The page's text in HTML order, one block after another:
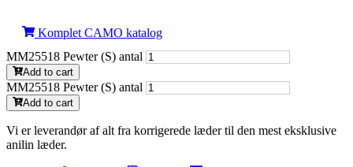
Komplet CAMO katalog
MM25518 Pewter (S) antal
Add to cart
MM25518 Pewter (S) antal
Add to cart
Vi er leverandør af alt fra korrigerede læder til den mest eksklusive
anilin læder.